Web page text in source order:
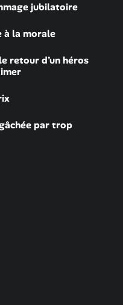
jubilatoire
à la morale
retour d’un héros
par trop